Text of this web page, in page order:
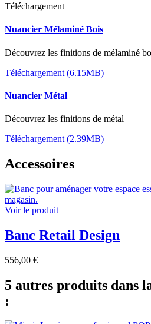
Téléchargement
Nuancier Mélaminé Bois
Découvrez les finitions de mélaminé
Téléchargement (6.15MB)
Nuancier Métal
Découvrez les finitions de métal
Téléchargement (2.39MB)
Accessoires
Voir le produit
Banc Retail Design
556,00 €
5 autres produits dans
: